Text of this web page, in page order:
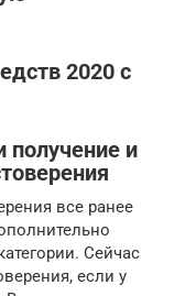
2020 с
получение и
все ранее
Сейчас
если у